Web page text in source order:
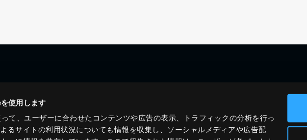
使用します
て、ユーザーに合わせたコンテンツや広告の表示、トラフィックの分析を行っ
るサイトの利用状況についても情報を収集し、ソーシャルメディアや広告配
ブログ
ニュース